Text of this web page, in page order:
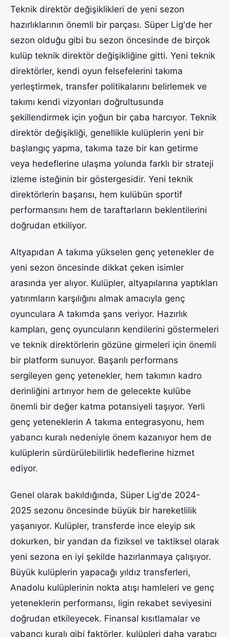
Teknik direktör değişiklikleri de yeni sezon
hazırlıklarının önemli bir parçası. Süper Lig'de her
sezon olduğu gibi bu sezon öncesinde de birçok
kulüp teknik direktör değişikliğine gitti. Yeni teknik
direktörler, kendi oyun felsefelerini takıma
yerleştirmek, transfer politikalarını belirlemek ve
takımı kendi vizyonları doğrultusunda
şekillendirmek için yoğun bir çaba harcıyor. Teknik
direktör değişikliği, genellikle kulüplerin yeni bir
başlangıç yapma, takıma taze bir kan getirme
veya hedeflerine ulaşma yolunda farklı bir strateji
izleme isteğinin bir göstergesidir. Yeni teknik
direktörlerin başarısı, hem kulübün sportif
performansını hem de taraftarların beklentilerini
doğrudan etkiliyor.
Altyapıdan A takıma yükselen genç yetenekler de
yeni sezon öncesinde dikkat çeken isimler
arasında yer alıyor. Kulüpler, altyapılarına yaptıkları
yatırımların karşılığını almak amacıyla genç
oyunculara A takımda şans veriyor. Hazırlık
kampları, genç oyuncuların kendilerini göstermeleri
ve teknik direktörlerin gözüne girmeleri için önemli
bir platform sunuyor. Başarılı performans
sergileyen genç yetenekler, hem takımın kadro
derinliğini artırıyor hem de gelecekte kulübe
önemli bir değer katma potansiyeli taşıyor. Yerli
genç yeteneklerin A takıma entegrasyonu, hem
yabancı kuralı nedeniyle önem kazanıyor hem de
kulüplerin sürdürülebilirlik hedeflerine hizmet
ediyor.
Genel olarak bakıldığında, Süper Lig'de 2024-
2025 sezonu öncesinde büyük bir hareketlilik
yaşanıyor. Kulüpler, transferde ince eleyip sık
dokurken, bir yandan da fiziksel ve taktiksel olarak
yeni sezona en iyi şekilde hazırlanmaya çalışıyor.
Büyük kulüplerin yapacağı yıldız transferleri,
Anadolu kulüplerinin nokta atışı hamleleri ve genç
yeteneklerin performansı, ligin rekabet seviyesini
doğrudan etkileyecek. Finansal kısıtlamalar ve
yabancı kuralı gibi faktörler, kulüpleri daha yaratıcı